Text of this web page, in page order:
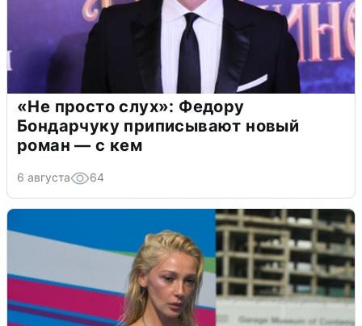
«Не просто слух»: Федору
Бондарчуку приписывают новый
роман — с кем
6 августа 64